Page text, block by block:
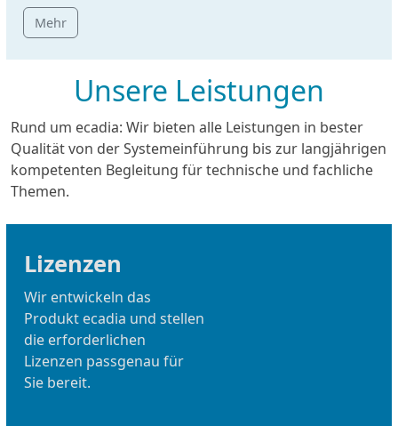
Mehr
Unsere Leistungen
Rund um ecadia: Wir bieten alle Leistungen in bester
Qualität von der Systemeinführung bis zur langjährigen
kompetenten Begleitung für technische und fachliche
Themen.
Lizenzen
Wir entwickeln das
Produkt ecadia und stellen
die erforderlichen
Lizenzen passgenau für
Sie bereit.